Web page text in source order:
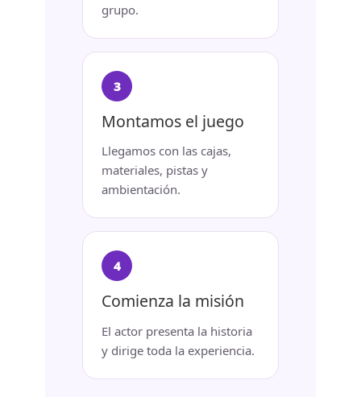
grupo.
Montamos el juego
Llegamos con las cajas,
materiales, pistas y
ambientación.
Comienza la misión
El actor presenta la historia
y dirige toda la experiencia.